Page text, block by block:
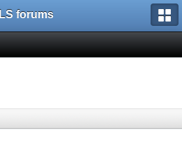
LS forums